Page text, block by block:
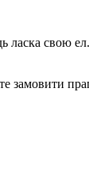
ласка свою
замовити